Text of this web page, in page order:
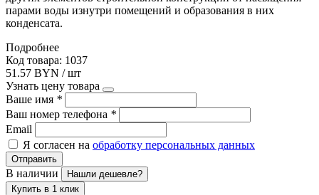
парами воды изнутри помещений и образования в них
конденсата.
Подробнее
Код товара: 1037
51.57 BYN / шт
Узнать цену товара
Ваше имя *
Ваш номер телефона *
Email
Я согласен на обработку персональных данных
Отправить
В наличии
Нашли дешевле?
Купить в 1 клик